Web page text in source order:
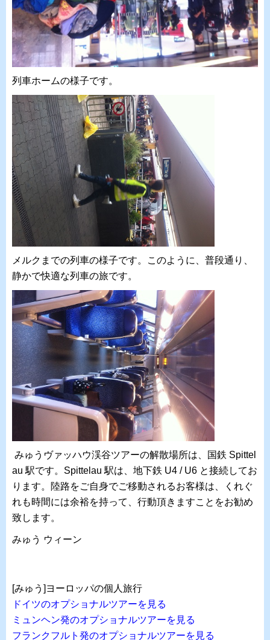
列車ホームの様子です。
メルクまでの列車の様子です。このように、普段通り、
静かで快適な列車の旅です。
みゅうヴァッハウ渓谷ツアーの解散場所は、国鉄 Spittel
au 駅です。Spittelau 駅は、地下鉄 U4 / U6 と接続してお
ります。陸路をご自身でご移動されるお客様は、くれぐ
れも時間には余裕を持って、行動頂きますことをお勧め
致します。
みゅう ウィーン
[みゅう]ヨーロッパの個人旅行
ドイツのオプショナルツアーを見る
ミュンヘン発のオプショナルツアーを見る
フランクフルト発のオプショナルツアーを見る